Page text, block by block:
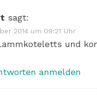
sagt:
2014 um 09:21 Uhr
und
anmelden